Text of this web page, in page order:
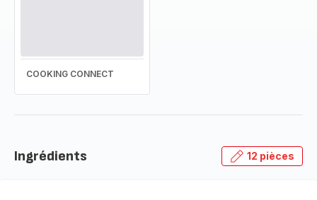
COOKING CONNECT
Ingrédients 12 pièces